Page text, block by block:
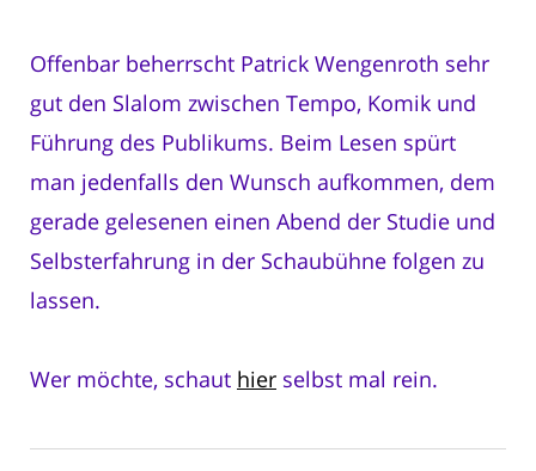
Offenbar beherrscht Patrick Wengenroth sehr
gut den Slalom zwischen Tempo, Komik und
Führung des Publikums. Beim Lesen spürt
man jedenfalls den Wunsch aufkommen, dem
gerade gelesenen einen Abend der Studie und
Selbsterfahrung in der Schaubühne folgen zu
lassen.
Wer möchte, schaut hier selbst mal rein.